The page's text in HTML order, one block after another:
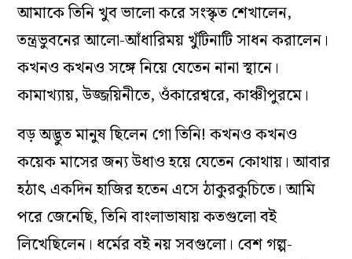
আমাকে তিনি খুব ভালো করে সংস্কৃত শেখালেন,
তন্ত্রভুবনের আলো-আঁধারিময় খুঁটিনাটি সাধন করালেন।
কখনও কখনও সঙ্গে নিয়ে যেতেন নানা স্থানে।
কামাখ্যায়, উজ্জয়িনীতে, ওঁকারেশ্বরে, কাঞ্চীপুরমে।
বড় অদ্ভুত মানুষ ছিলেন গো তিনি! কখনও কখনও
কয়েক মাসের জন্য উধাও হয়ে যেতেন কোথায়। আবার
হঠাৎ একদিন হাজির হতেন এসে ঠাকুরকুচিতে। আমি
পরে জেনেছি, তিনি বাংলাভাষায় কতগুলো বই
লিখেছিলেন। ধর্মের বই নয় সবগুলো। বেশ গল্প-